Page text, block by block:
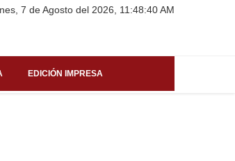
7 de Agosto del 2026, 11:48:40 AM
EDICIÓN IMPRESA